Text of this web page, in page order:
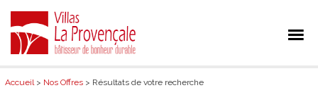
Accueil> Nos Offres > Résultats de votre recherche